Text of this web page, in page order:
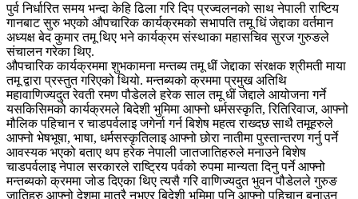
पुर्व निर्धारित समय भन्दा केहि ढिला गरि दिप प्रज्वलनको साथ नेपाली राष्टिय
गानबाट सुरु भएको औपचारिक कार्यक्रमको सभापति तमू धिं जेद्दाका वर्तमान
अध्यक्ष बेद कुमार तमू थिए भने कार्यक्रम संस्थाका महासचिव सुरज गुरुङले
संचालन गरेका थिए.
औपचारिक कार्यक्रममा शुभकामना मन्तब्य तमू धीं जेद्दाका संरक्षक श्रीमती माया
तमू द्वारा प्रस्तुत गरिएको थियो. मन्तब्यको क्रममा प्रमुख अतिथि
महावाणिज्यदुत रेवती रमण पौडेलले हरेक साल तमू धीं जेद्दाले आयोजना गर्ने
यसकिसिमको कार्यक्रमले बिदेशी भुमिमा आफ्नो धर्मसस्कृति, रितिरिवाज, आफ्नो
मौलिक पहिचान र चाडपर्वलाइ जगेर्ना गर्न बिशेष महत्व राख्दछ साथै तमूहरुले
आफ्नो भेषभूषा, भाषा, धर्मसस्कृतिलाइ आफ्नो छोरा नातीमा पुस्तान्तरण गर्नु पर्ने
आवस्यक भएको बताए थप हरेक नेपाली जातजातिहरुले मनाउने बिशेष
चाडपर्वलाइ नेपाल सरकारले राष्ट्रिय पर्वको रुपमा मान्यता दिनु पर्ने आफ्नो
मन्तब्यको क्रममा जोड दिएका थिए त्यसै गरि वाणिज्यदुत भुवन पौडेलले गुरुङ
जातिहरु आफ्नो देशमा मात्रै नभएर बिदेशी भूमिमा पनि आफ्नो पहिचान बनाउन